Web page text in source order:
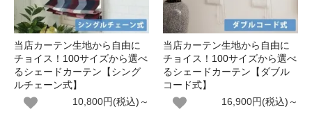
当店カーテン生地から自由に
チョイス！100サイズから選べ
るシェードカーテン【シング
ルチェーン式】
10,800円(税込)～
当店カーテン生地から自由に
チョイス！100サイズから選べ
るシェードカーテン【ダブル
コード式】
16,900円(税込)～